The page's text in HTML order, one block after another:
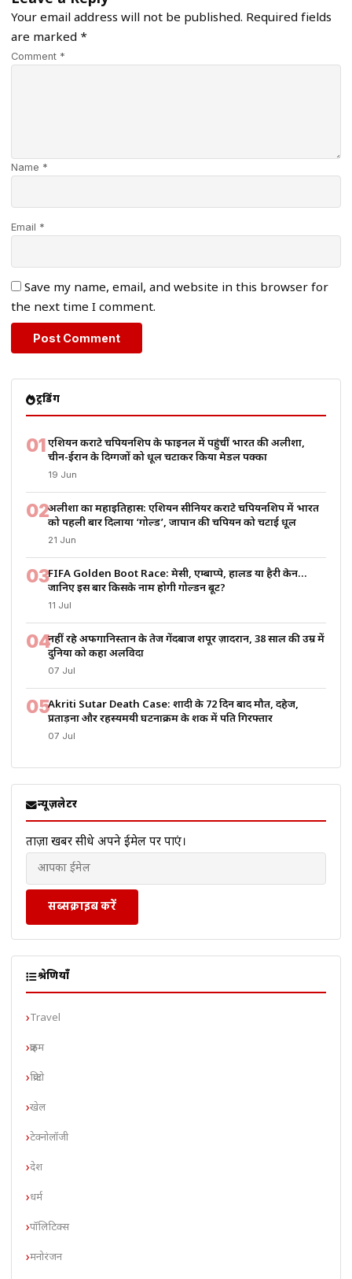
Your email address will not be published. Required fields
are marked *
Comment *
Name *
Email *
Save my name, email, and website in this browser for
the next time I comment.
ट्रेंडिंग
01एशियन कराटे चैंपियनशिप के फाइनल में पहुंचीं भारत की अलीशा,
चीन-ईरान के दिग्गजों को धूल चटाकर किया मेडल पक्का
19 Jun
02अलीशा का महाइतिहास: एशियन सीनियर कराटे चैंपियनशिप में भारत
को पहली बार दिलाया ‘गोल्ड’, जापान की चैंपियन को चटाई धूल
21 Jun
03FIFA Golden Boot Race: मेसी, एम्बाप्पे, हालैंड या हैरी केन…
जानिए इस बार किसके नाम होगी गोल्डन बूट?
11 Jul
04नहीं रहे अफगानिस्तान के तेज गेंदबाज शपूर ज़ादरान, 38 साल की उम्र में
दुनिया को कहा अलविदा
07 Jul
05Akriti Sutar Death Case: शादी के 72 दिन बाद मौत, दहेज,
प्रताड़ना और रहस्यमयी घटनाक्रम के शक में पति गिरफ्तार
07 Jul
न्यूज़लेटर
ताज़ा खबरें सीधे अपने ईमेल पर पाएं।
सब्सक्राइब करें
श्रेणियाँ
Travel
क्राइम
क्रिप्टो
खेल
टेक्नोलॉजी
देश
धर्म
पॉलिटिक्स
मनोरंजन